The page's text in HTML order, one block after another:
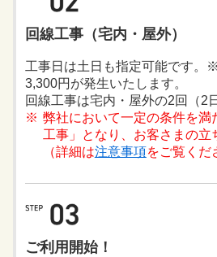
回線工事 （宅内・屋外）
工事日は土日も指定可能です。
3,300円が発生いたします。
回線工事は宅内・屋外の2回（2
弊社において一定の条件を満
工事」となり、お客さまの立
（詳細は注意事項をご覧くだ
ご利用開始！